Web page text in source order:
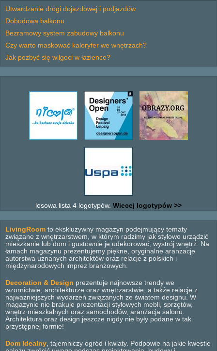
Utwardzanie drogi dojazdowej i podjazdów
Dobudowa balkonu
Bezramowy system zabudowy balkonu
Czy warto maskować kaloryfer we wnętrzach?
Jak pozbyć się wilgoci w łazience?
losowa lista 4 logotypów. Wiecej logotypów >>
LivingRoom to ekskluzywny magazyn podejmujący tematy
związane z wnętrzarstwem, w którym radzimy jak stylowo urządzić
mieszkanie lub dom i gustownie je udekorować, wystrój wnętrz. Na
łamach magazynu prezentujemy piękne, oryginalne aranżacje
autorstwa uznanych architektów oraz relacje z polskich i
międzynarodowych imprez branżowych.
Decoration & Design prezentuje najnowsze trendy we
wzornictwie, architekturze oraz wnętrzarstwie, a także relacje z
najważniejszych wydarzeń związanych ze światem designu. W
magazynie nie brakuje prezentacji stylowych mebli, sprzętów,
wnętrz mieszkalnych oraz samochodów, aranżacja salonu.
Architektura oraz design jeszcze nigdy nie były podane w tak
przystępnej formie!
Dom Idealny, tajemniczy ogród i kwiaty. Podpowie na jakie kwestie